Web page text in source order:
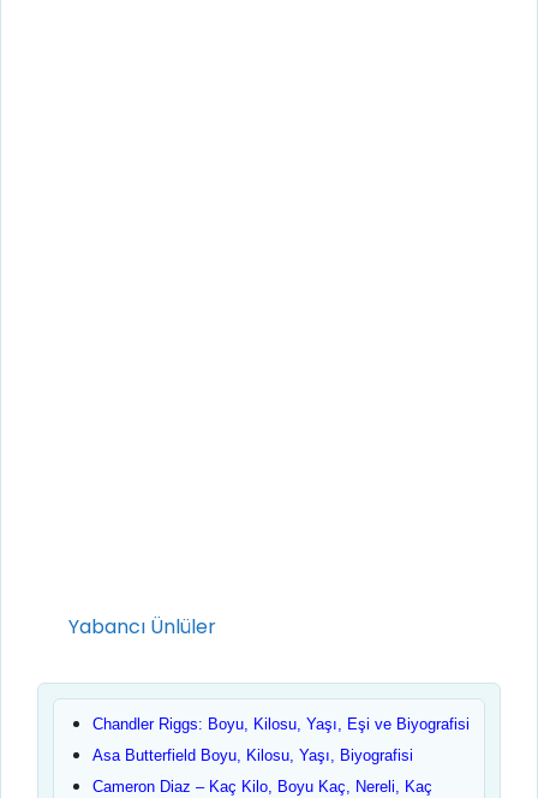
Kategoriler
Yabancı Ünlüler
Chandler Riggs: Boyu, Kilosu, Yaşı, Eşi ve Biyografisi
Asa Butterfield Boyu, Kilosu, Yaşı, Biyografisi
Cameron Diaz – Kaç Kilo, Boyu Kaç, Nereli, Kaç